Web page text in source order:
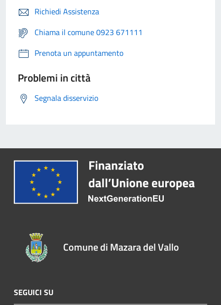
Richiedi Assistenza
Chiama il comune 0923 671111
Prenota un appuntamento
Problemi in città
Segnala disservizio
Comune di Mazara del Vallo
SEGUICI SU